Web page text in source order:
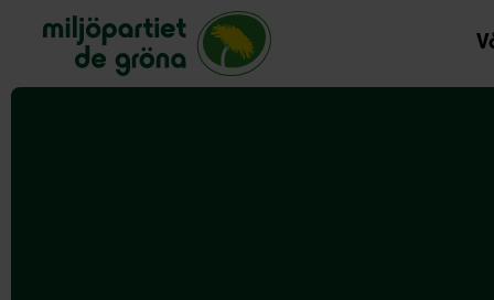
Miljöpartiet de gröna, startsida